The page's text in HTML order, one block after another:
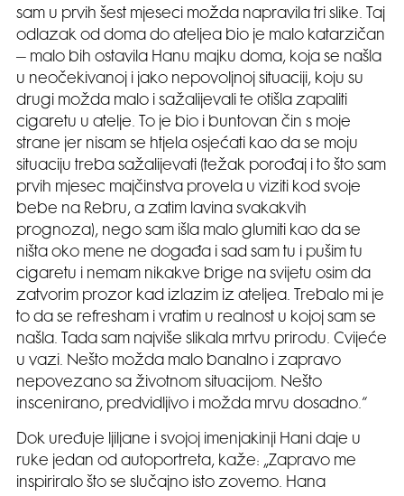
sam u prvih šest mjeseci možda napravila tri slike. Taj
odlazak od doma do ateljea bio je malo katarzičan
– malo bih ostavila Hanu majku doma, koja se našla
u neočekivanoj i jako nepovoljnoj situaciji, koju su
drugi možda malo i sažalijevali te otišla zapaliti
cigaretu u atelje. To je bio i buntovan čin s moje
strane jer nisam se htjela osjećati kao da se moju
situaciju treba sažalijevati (težak porođaj i to što sam
prvih mjesec majčinstva provela u viziti kod svoje
bebe na Rebru, a zatim lavina svakakvih
prognoza), nego sam išla malo glumiti kao da se
ništa oko mene ne događa i sad sam tu i pušim tu
cigaretu i nemam nikakve brige na svijetu osim da
zatvorim prozor kad izlazim iz ateljea. Trebalo mi je
to da se refresham i vratim u realnost u kojoj sam se
našla. Tada sam najviše slikala mrtvu prirodu. Cvijeće
u vazi. Nešto možda malo banalno i zapravo
nepovezano sa životnom situacijom. Nešto
inscenirano, predvidljivo i možda mrvu dosadno.“
Dok uređuje ljiljane i svojoj imenjakinji Hani daje u
ruke jedan od autoportreta, kaže: „Zapravo me
inspiriralo što se slučajno isto zovemo. Hana